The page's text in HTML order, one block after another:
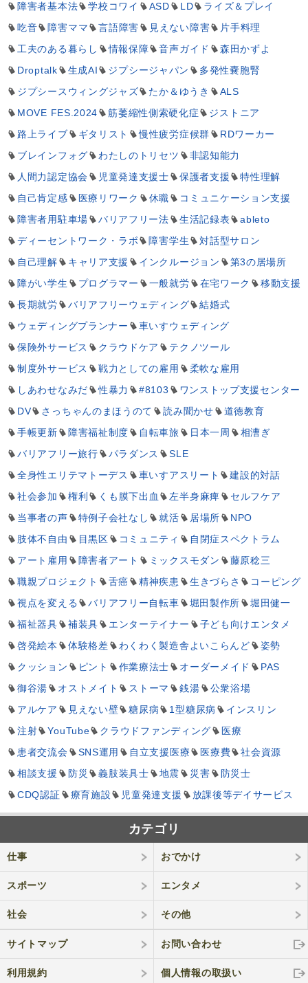
障害者基本法
学校コワイ ASD LD
ライズ＆プレイ
吃音
障害ママ 言語障害 見えない障害
片手料理
工夫のある暮らし
情報保障 音声ガイド
森田かずよ
Droptalk
生成AI ジプシージャパン
多発性嚢胞腎
ジプシースウィングジャズ
たか＆ゆうき
ALS
MOVE FES.2024
筋萎縮性側索硬化症
ジストニア
路上ライブ
ギタリスト 慢性疲労症候群
RDワーカー
ブレインフォグ
わたしのトリセツ
非認知能力
人間力認定協会
児童発達支援士 保護者支援
特性理解
自己肯定感
医療リワーク 休職
コミュニケーション支援
障害者用駐車場
バリアフリー法 生活記録表
ableto
ディーセントワーク・ラボ
障害学生
対話型サロン
自己理解
キャリア支援 インクルージョン
第3の居場所
障がい学生
プログラマー 一般就労 在宅ワーク
移動支援
長期就労
バリアフリーウェディング
結婚式
ウェディングプランナー
車いすウェディング
保険外サービス
クラウドケア
テクノツール
制度外サービス
戦力としての雇用
柔軟な雇用
しあわせなみだ
性暴力 #8103
ワンストップ支援センター
DV
さっちゃんのまほうのて 読み聞かせ
道徳教育
手帳更新
障害福祉制度 自転車旅 日本一周
相漕ぎ
バリアフリー旅行
パラダンス
SLE
全身性エリテマトーデス
車いすアスリート
建設的対話
社会参加
権利 くも膜下出血 左半身麻痺
セルフケア
当事者の声
特例子会社なし 就活 居場所
NPO
肢体不自由
目黒区 コミュニティ
自閉症スペクトラム
アート雇用
障害者アート ミックスモダン
藤原稔三
職親プロジェクト
舌癌 精神疾患 生きづらさ
コーピング
視点を変える
バリアフリー自転車 堀田製作所
堀田健一
福祉器具
補装具 エンターテイナー
子ども向けエンタメ
啓発絵本
体験格差 わくわく製造舎よいこらんど
姿勢
クッション
ピント 作業療法士 オーダーメイド
PAS
御谷湯
オストメイト ストーマ 銭湯
公衆浴場
アルケア
見えない壁 糖尿病 1型糖尿病
インスリン
注射
YouTube クラウドファンディング
医療
患者交流会
SNS運用 自立支援医療 医療費
社会資源
相談支援
防災 義肢装具士 地震 災害
防災士
CDQ認証
療育施設 児童発達支援 放課後等デイサービス
カテゴリ
仕事 おでかけ
スポーツ エンタメ
社会 その他
サイトマップ お問い合わせ
利用規約 個人情報の取扱い